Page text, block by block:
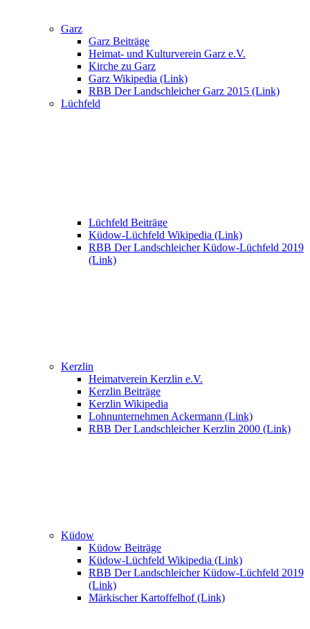
Garz
Garz Beiträge
Heimat- und Kulturverein Garz e.V.
Kirche zu Garz
Garz Wikipedia (Link)
RBB Der Landschleicher Garz 2015 (Link)
Lüchfeld
Lüchfeld Beiträge
Küdow-Lüchfeld Wikipedia (Link)
RBB Der Landschleicher Küdow-Lüchfeld 2019
(Link)
Kerzlin
Heimatverein Kerzlin e.V.
Kerzlin Beiträge
Kerzlin Wikipedia
Lohnunternehmen Ackermann (Link)
RBB Der Landschleicher Kerzlin 2000 (Link)
Küdow
Küdow Beiträge
Küdow-Lüchfeld Wikipedia (Link)
RBB Der Landschleicher Küdow-Lüchfeld 2019
(Link)
Märkischer Kartoffelhof (Link)